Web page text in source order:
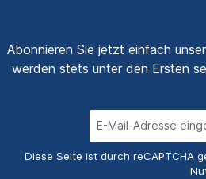
Abonnieren Sie jetzt einfach
werden stets unter den Ersten
Diese Seite ist durch reCAPTCHA